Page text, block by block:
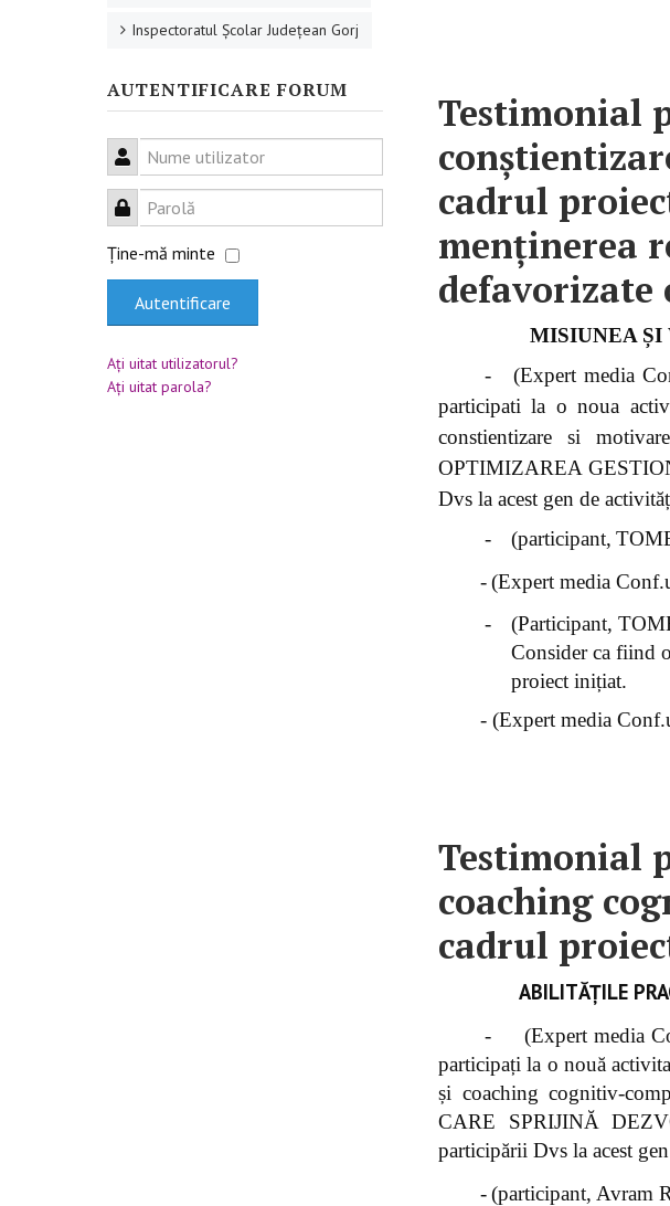
Inspectoratul Şcolar Judeţean Gorj
AUTENTIFICARE FORUM
Nume utilizator
Parolă
Ţine-mă minte
Autentificare
Aţi uitat utilizatorul?
Aţi uitat parola?
Testimonial
cadrul
menținerea
MISIUNEA
-
(Expert media
participati la o noua
constientizare si
OPTIMIZAREA
Dvs la acest gen de
-
(participant,
- (Expert media
-
(Participant,
Consider ca fiind
proiect inițiat.
- (Expert media
Testimonial
coaching
cadrul
ABILITĂȚILE
-
(Expert media
participați la o nouă
și coaching cognitiv-
CARE SPRIJINĂ
participării Dvs la acest
- (participant, Avram